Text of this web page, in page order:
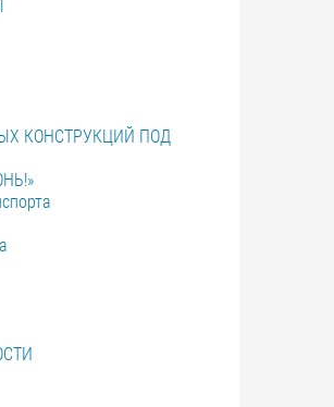
КОНСТРУКЦИЙ ПОД